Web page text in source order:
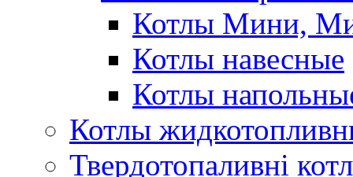
Котлы Мини,
Котлы навесные
Котлы
Котлы
Твердотопаливні